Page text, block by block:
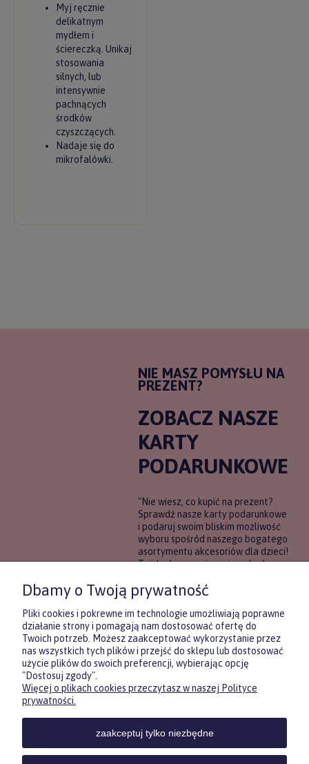
Myj ręcznie
delikatnym
mydłem i
ściereczką. Unikaj
stosowania
silnych, lub
intensywnie
pachnących
środków
czyszczących.
Nadaje się do
mikrofalówki.
NIE MASZ POMYSŁU NA
PREZENT?
ZOBACZ NASZE
KARTY
PODARUNKOWE
"Nie wiesz, co kupić na prezent?
Sprawdź nasze karty podarunkowe
i podaruj swoim bliskim możliwość
wyboru spośród naszego bogatego
asortymentu akcesoriów dla dzieci!
To idealne rozwiązanie, gdy chcesz
pewności, co będzie najbardziej
trafione.
DOWIEDZ SIĘ WIĘCEJ
KONTAKTPOMOC MOJE
Zasubskrybuj nasz newsletter
i otrzymaj5% rabatu na pierwszyzakup.
Dbamy o Twoją prywatność
Pliki cookies i pokrewne im technologie umożliwiają poprawne
działanie strony i pomagają nam dostosować ofertę do
Twoich potrzeb. Możesz zaakceptować wykorzystanie przez
nas wszystkich tych plików i przejść do sklepu lub dostosować
użycie plików do swoich preferencji, wybierając opcję
"Dostosuj zgody".
Więcej o plikach cookies przeczytasz w naszej Polityce
prywatności.
zaakceptuj tylko niezbędne